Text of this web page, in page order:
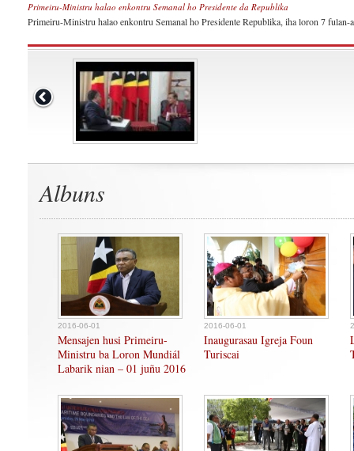
Primeiru-Ministru halao enkontru Semanal ho Presidente da Republika
Primeiru-Ministru halao enkontru Semanal ho Presidente Republika, iha loron 7 fulan-
Albuns
2016-06-01
Mensajen husi Primeiru-
Ministru ba Loron Mundiál
Labarik nian – 01 juñu 2016
2016-06-01
Inaugurasau Igreja Foun
Turiscai